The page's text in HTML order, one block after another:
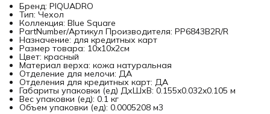
Бренд: PIQUADRO
Тип: Чехол
Коллекция: Blue Square
PartNumber/Артикул Производителя: PP6843B2R/R
Назначение: для кредитных карт
Размер товара: 10x10x2см
Цвет: красный
Материал верха: кожа натуральная
Отделение для мелочи: ДА
Отделения для кредитных карт: ДА
Габариты упаковки (ед) ДхШхВ: 0.155x0.032x0.105 м
Вес упаковки (ед): 0.1 кг
Объем упаковки (ед): 0.0005208 м3